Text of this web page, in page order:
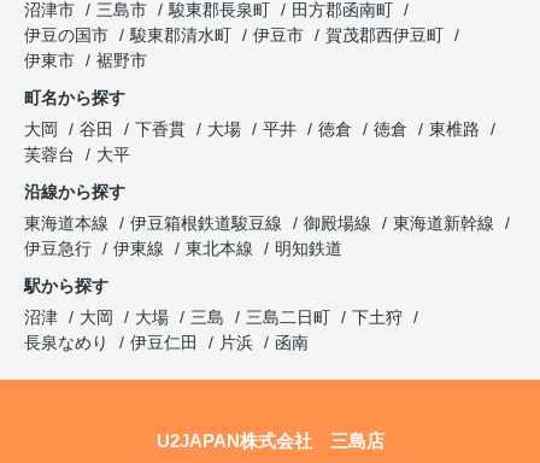
沼津市
三島市 駿東郡長泉町
田方郡函南町
伊豆の国市
駿東郡清水町 伊豆市
賀茂郡西伊豆町
伊東市
裾野市
町名から探す
大岡
谷田 下香貫 大場 平井 徳倉 徳倉
東椎路
芙蓉台
大平
沿線から探す
東海道本線
伊豆箱根鉄道駿豆線 御殿場線
東海道新幹線
伊豆急行
伊東線 東北本線
明知鉄道
駅から探す
沼津
大岡 大場 三島 三島二日町
下土狩
長泉なめり
伊豆仁田 片浜 函南
U2JAPAN株式会社 三島店